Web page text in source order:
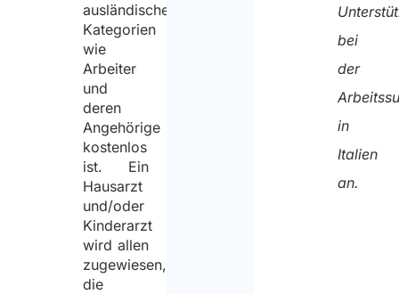
ausländische
Kategorien
wie
Arbeiter
und
deren
Angehörige
kostenlos
ist. Ein
Hausarzt
und/oder
Kinderarzt
wird allen
zugewiesen,
die
bei
der
in
Italien
an.